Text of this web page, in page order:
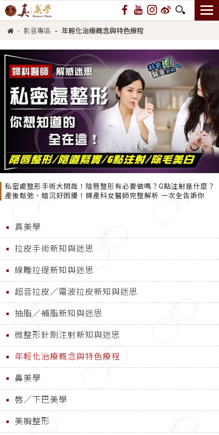
影音專區 年輕化治療概念與特色療程
私密處整形手術大問哉！陰唇整形有必要做嗎？G點注射是什麼？
產後鬆弛、暗沉好困擾！婦產科女醫師完整解析 一次全告訴你
真美學
拉皮手術新知與迷思
線雕拉提新知與迷思
超音拉皮／電波拉皮新知與迷思
抽脂／補脂新知與迷思
微整形針劑注射新知與迷思
年輕化治療概念與特色療程
鼻美學
唇／下巴美學
美胸整形